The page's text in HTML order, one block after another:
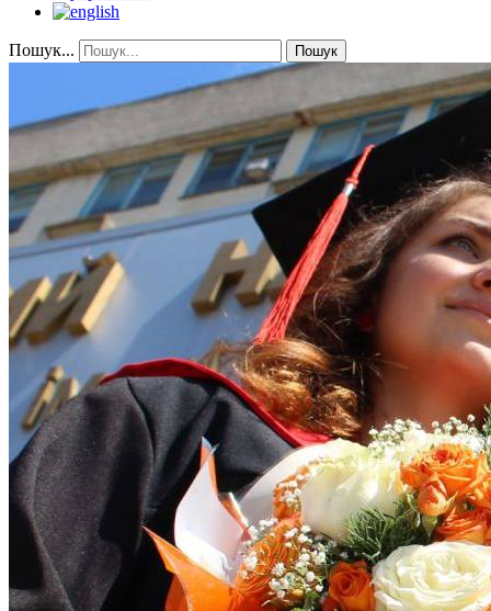
Пошук... Пошук